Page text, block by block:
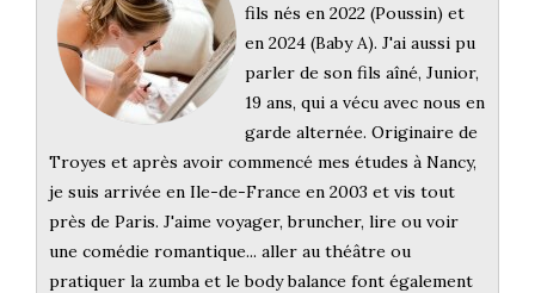
fils nés en 2022 (Poussin) et
en 2024 (Baby A). J'ai aussi pu
parler de son fils aîné, Junior,
19 ans, qui a vécu avec nous en
garde alternée. Originaire de
Troyes et après avoir commencé mes études à Nancy,
je suis arrivée en Ile-de-France en 2003 et vis tout
près de Paris. J'aime voyager, bruncher, lire ou voir
une comédie romantique... aller au théâtre ou
pratiquer la zumba et le body balance font également